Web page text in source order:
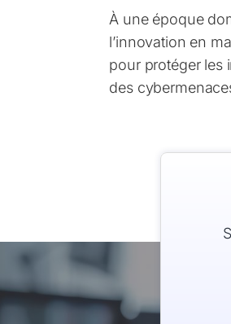
À une époque
l’innovation en
pour protéger les
des